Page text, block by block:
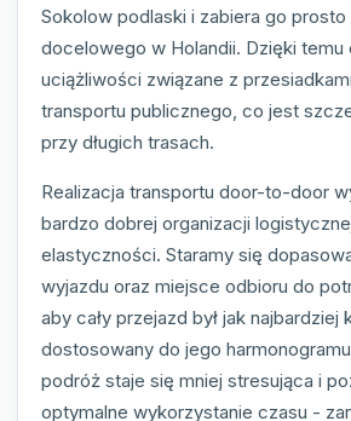
Sokolow podlaski i zabiera go
docelowego w Holandii. Dzięki temu
uciążliwości związane z
transportu publicznego, co jest
przy długich trasach.
Realizacja transportu door-to-door
bardzo dobrej organizacji
elastyczności. Staramy się
wyjazdu oraz miejsce odbioru do
aby cały przejazd był jak
dostosowany do jego
podróż staje się mniej stresująca i
optymalne wykorzystanie czasu -